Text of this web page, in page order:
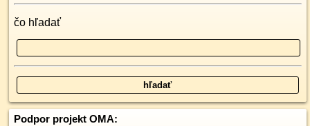
čo hľadať
Podpor projekt OMA: